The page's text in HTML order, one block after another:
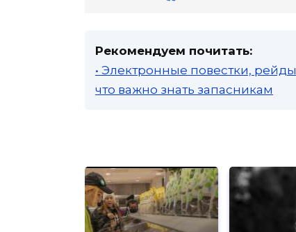
Рекомендуем почитать:
• Электронные повестки,
что важно знать запасникам